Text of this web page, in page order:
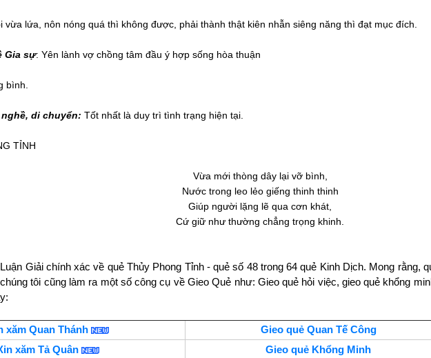
vừa lứa, nôn nóng quá thì không được, phải thành thật kiên nhẫn siêng năng thì đạt mục đích.
Gia sự: Yên lành vợ chồng tâm đầu ý hợp sống hòa thuận
bình.
di chuyển: Tốt nhất là duy trì tình trạng hiện tại.
TỈNH
Vừa mới thòng dây lại vỡ bình,
Nước trong leo lẻo giếng thinh thinh
Giúp người lặng lẽ qua cơn khát,
Cứ giữ như thường chẳng trọng khinh.
Giải chính xác về quẻ Thủy Phong Tỉnh - quẻ số 48 trong 64 quẻ Kinh Dịch. Mong rằng,
tôi cũng làm ra một số công cụ về Gieo Quẻ như: Gieo quẻ hỏi việc, gieo quẻ khổng
xăm Quan Thánh
Gieo quẻ Quan Tế Công
xăm Tả Quân
Gieo quẻ Khổng Minh